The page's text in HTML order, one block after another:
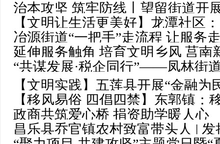
治本攻坚 筑牢防线丨望留街道开
安全系列活动
【文明让生活更美好】龙潭社区
暖人心
冶源街道“一把手”走流程 让服务
延伸服务触角 培育文明乡风 莒南
移风易俗
“共谋发展·税企同行”——凤林街
【文明实践】五莲县开展“金融
险”金融知识教育宣传活动
【移风易俗 四倡四禁】东郭镇：
风“味”更浓
政商共筑爱心桥 捐资助学暖人心
昌乐县乔官镇农村致富带头人 |